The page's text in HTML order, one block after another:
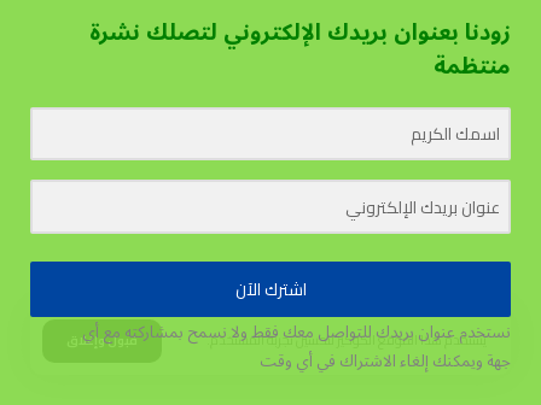
يستخدم هذا الموقع الكوكيز لتحسين تجربة المستخدم. قبول وإغلاق
زودنا بعنوان بريدك الإلكتروني لتصلك نشرة
منتظمة
اشترك الآن
نستخدم عنوان بريدك للتواصل معك فقط ولا نسمح بمشاركته مع أي
جهةويمكنك إلغاء الاشتراك في أي وقت